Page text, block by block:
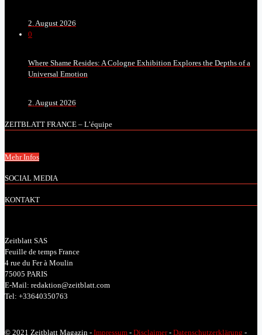
2. August 2026
0
Where Shame Resides: A Cologne Exhibition Explores the Depths of a
Universal Emotion
2. August 2026
ZEITBLATT FRANCE – L’équipe
Mehr Infos
SOCIAL MEDIA
KONTAKT
Zeitblatt SAS
Feuille de temps France
4 rue du Fer à Moulin
75005 PARIS
E-Mail: redaktion@zeitblatt.com
Tel: +33640350763
© 2021 Zeitblatt Magazin - Impressum - Disclaimer- Datenschutzerklärung -